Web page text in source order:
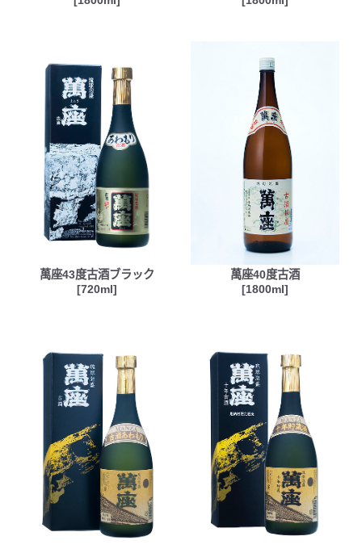
萬座43度古酒ブラック
[720ml]
萬座40度古酒
[1800ml]